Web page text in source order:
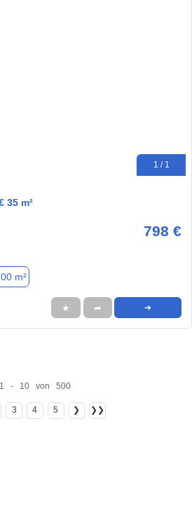
1 / 1
35 m²
798 €
m²
★ ➦ ➜
1 - 10 von 500
3 4 5 ❯ ❯❯